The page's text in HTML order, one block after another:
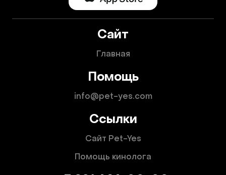
Сайт
Главная
Помощь
info@pet-yes.com
Ссылки
Сайт Pet-Yes
Помощь кинолога